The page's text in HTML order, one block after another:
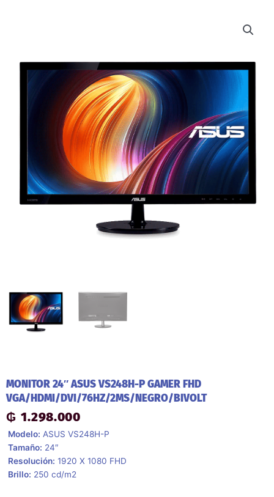
MONITOR 24″ ASUS VS248H-P GAMER FHD
VGA/HDMI/DVI/76HZ/2MS/NEGRO/BIVOLT
₲ 1.298.000
 Modelo: ASUS VS248H-P
 Tamaño: 24″
 Resolución: 1920 X 1080 FHD
 Brillo: 250 cd/m2